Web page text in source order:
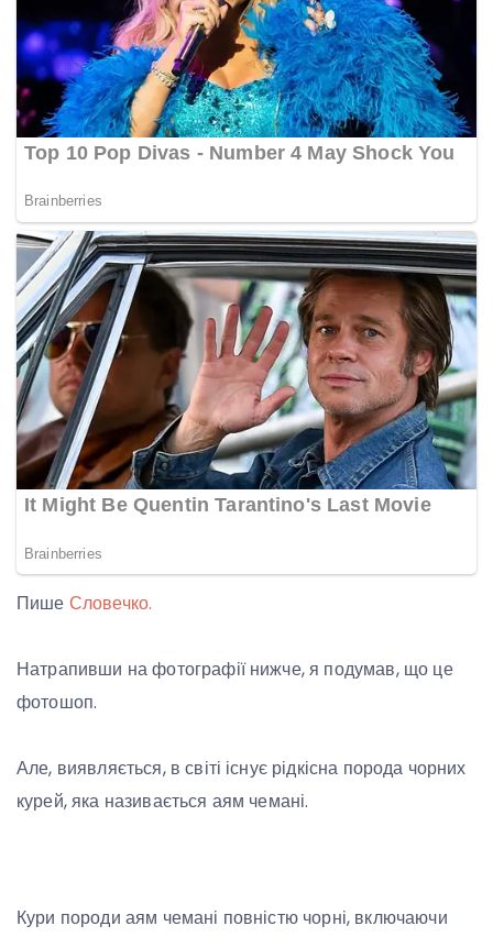
Пише Словечко.
Натрапивши на фотографії нижче, я подумав, що це
фотошоп.
Але, виявляється, в світі існує рідкісна порода чорних
курей, яка називається аям чемані.
Кури породи аям чемані повністю чорні, включаючи